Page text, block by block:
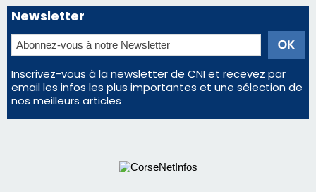
Régie publicitaire
Nous contacter
© 2026 corsenetinfos